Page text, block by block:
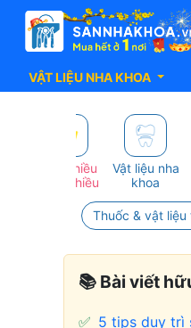
VẬT LIỆU NHA KHOA
Mua nhiều
giảm nhiều
Vật liệu nha
khoa
Thuốc & vật
📚 Bài viết
✅ 5 tips duy trì